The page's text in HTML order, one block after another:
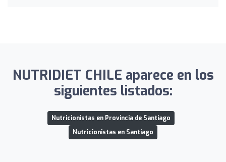
NUTRIDIET CHILE aparece en los
siguientes listados:
Nutricionistas en Provincia de Santiago
Nutricionistas en Santiago